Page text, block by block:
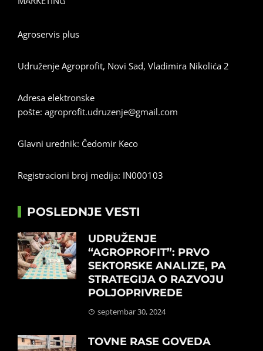
Agroservis plus
Udruženje Agroprofit, Novi Sad, Vladimira Nikolića 2
Adresa elektronske
pošte: agroprofit.udruzenje@gmail.com
Glavni urednik: Čedomir Keco
Registracioni broj medija: IN000103
POSLEDNJE VESTI
UDRUŽENJE
“AGROPROFIT”: PRVO
SEKTORSKE ANALIZE, PA
STRATEGIJA O RAZVOJU
POLJOPRIVREDE
septembar 30, 2024
TOVNE RASE GOVEDA